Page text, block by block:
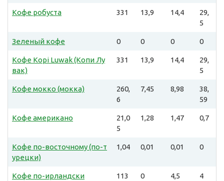
Кофе робуста 331 13,9 14,4
29,
5
Зеленый кофе 0 0 0 0
Кофе Kopi Luwak (Копи Лу
вак)
331 13,9 14,4
29,
5
Кофе мокко (мокка)
260,
6
7,45 8,98
38,
59
Кофе американо
21,0
5
1,28 1,47 0,7
Кофе по-восточному (по-т
урецки)
1,04 0,01 0,01 0
Кофе по-ирландски 113 0 4,5 4